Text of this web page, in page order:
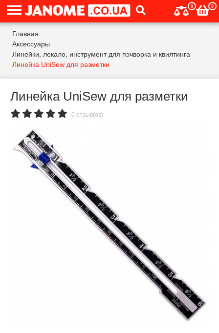
0 0
Главная
Аксессуары
Линейки, лекало, инструмент для пэчворка и квилтинга
Линейка UniSew для разметки
Линейка UniSew для разметки
0 отзыв(ов)